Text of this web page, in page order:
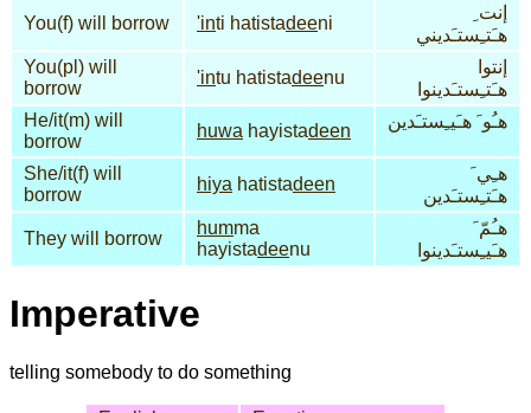
You(f) will borrow 'inti hatistadeeni
إنت ِ
هـَتـِستـَديني
You(pl) will
borrow
'intu hatistadeenu
إنتوا
هـَتـِستـَدينوا
He/it(m) will
borrow
huwa hayistadeen هـُو َ هـَيـِستـَدين
She/it(f) will
borrow
hiya hatistadeen
هـِي َ
هـَتـِستـَدين
They will borrow
humma
hayistadeenu
هـُمّ َ
هـَيـِستـَدينوا
Imperative
telling somebody to do something